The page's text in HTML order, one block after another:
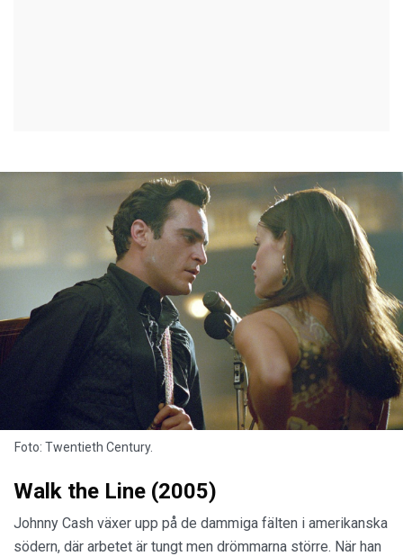
Foto: Twentieth Century.
Walk the Line (2005)
Johnny Cash växer upp på de dammiga fälten i amerikanska
södern, där arbetet är tungt men drömmarna större. När han